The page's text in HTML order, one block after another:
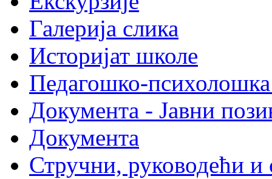
Галерија слика
Историјат школе
Педагошко-психолошка
Документа - Јавни
Документа
Стручни, руководећи и